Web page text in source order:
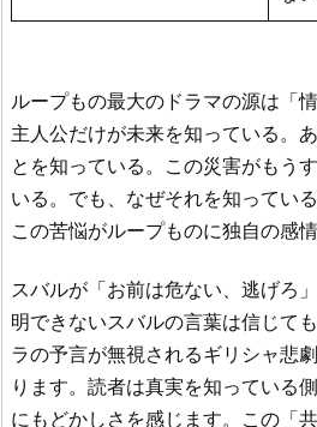
ループもの最大のドラマの源は「
主人公だけが未来を知っている。
とを知っている。この災害がもう
いる。でも、なぜそれを知って
この苦悩がループものに独自の感
スバルが「お前は危ない、逃げろ
明できないスバルの言葉は信じて
ラの予言が無視されるギリシャ悲
ります。読者は真実を知っている
にもどかしさを感じます。この「